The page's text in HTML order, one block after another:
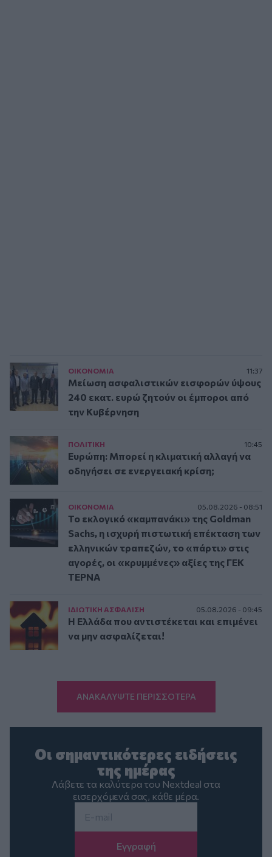
ΟΙΚΟΝΟΜΙΑ 11:37
Μείωση ασφαλιστικών εισφορών ύψους
240 εκατ. ευρώ ζητούν οι έμποροι από
την Κυβέρνηση
ΠΟΛΙΤΙΚΗ 10:45
Ευρώπη: Μπορεί η κλιματική αλλαγή να
οδηγήσει σε ενεργειακή κρίση;
ΟΙΚΟΝΟΜΙΑ 05.08.2026 - 08:51
Το εκλογικό «καμπανάκι» της Goldman
Sachs, η ισχυρή πιστωτική επέκταση των
ελληνικών τραπεζών, το «πάρτι» στις
αγορές, οι «κρυμμένες» αξίες της ΓΕΚ
ΤΕΡΝΑ
ΙΔΙΩΤΙΚΗ ΑΣΦAΛΙΣΗ 05.08.2026 - 09:45
Η Ελλάδα που αντιστέκεται και επιμένει
να μην ασφαλίζεται!
ΑΝΑΚΑΛΥΨΤΕ ΠΕΡΙΣΣΟΤΕΡΑ
Οι σημαντικότερες ειδήσεις
της ημέρας
Λάβετε τα καλύτερα του Nextdeal στα
εισερχόμενά σας, κάθε μέρα.